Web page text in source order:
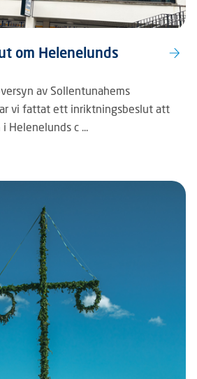
om Helenelunds
av Sollentunahems
vi fattat ett inriktningsbeslut att
Helenelunds c ...